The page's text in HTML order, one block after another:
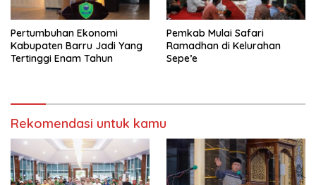
Pertumbuhan Ekonomi
Kabupaten Barru Jadi Yang
Tertinggi Enam Tahun
Pemkab Mulai Safari
Ramadhan di Kelurahan
Sepe’e
Rekomendasi untuk kamu